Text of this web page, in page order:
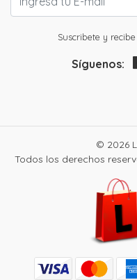
Suscribete y
Síguenos:
© 2026
Todos los derechos